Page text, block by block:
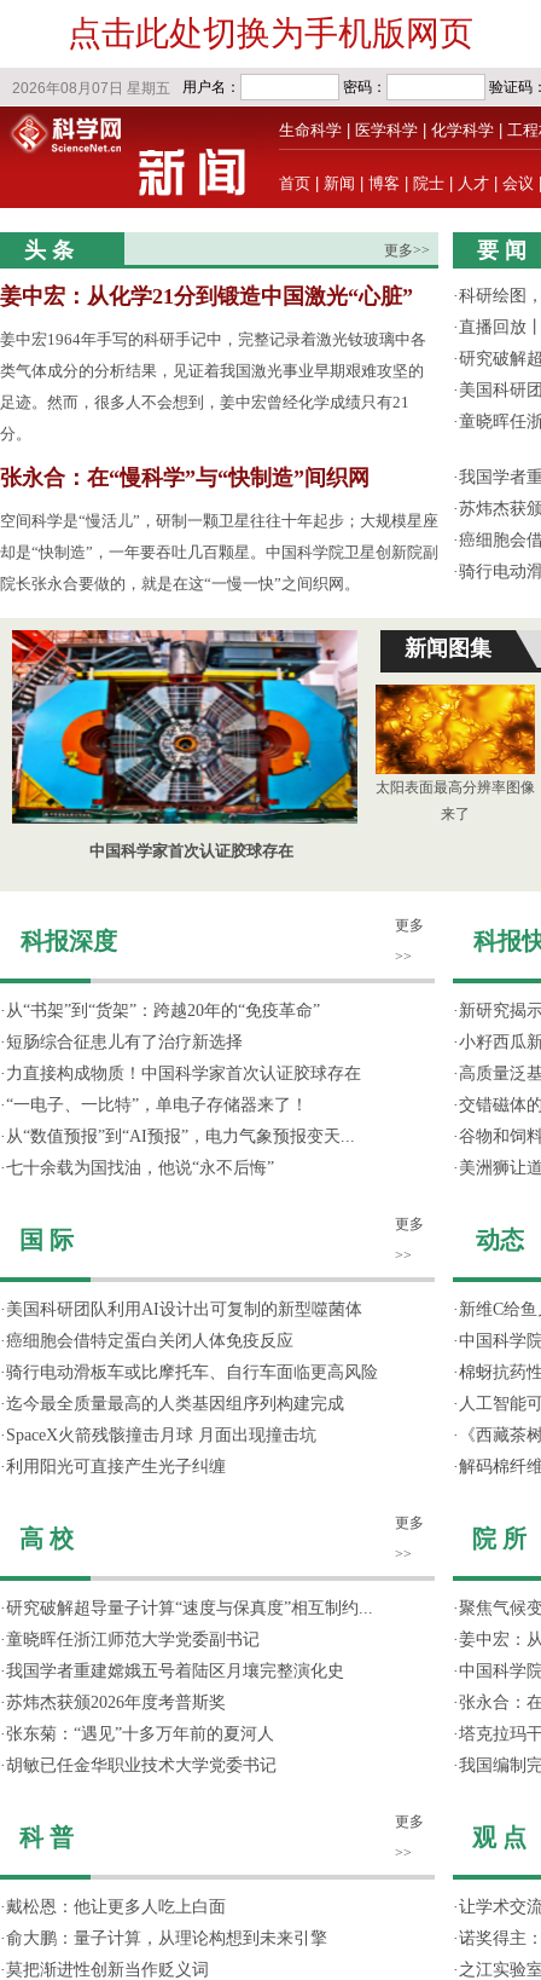
点击此处切换为手机版网页
生命科学 医学科学 化学科学 工
首页 新闻 博客 院士 人才 会议
头 条 更多>>
姜中宏：从化学21分到锻造中国激光“心脏”
姜中宏1964年手写的科研手记中，完整记录着激光钕玻璃中各
类气体成分的分析结果，见证着我国激光事业早期艰难攻坚的
足迹。然而，很多人不会想到，姜中宏曾经化学成绩只有21
分。
张永合：在“慢科学”与“快制造”间织网
空间科学是“慢活儿”，研制一颗卫星往往十年起步；大规模星座
却是“快制造”，一年要吞吐几百颗星。中国科学院卫星创新院副
院长张永合要做的，就是在这“一慢一快”之间织网。
要 闻
·科研绘图
·直播回放
·研究破解
· 美国科研
·童晓晖任
·我国学者
·苏炜杰获
·癌细胞会
·骑行电动
中国科学家首次认证胶球存在
新闻图集
太阳表面最高分辨率图像
来了
科报深度
更多
>>
· 从“书架”到“货架”：跨越20年的“免疫革命”
· 短肠综合征患儿有了治疗新选择
· 力直接构成物质！中国科学家首次认证胶球存在
·“一电子、一比特”，单电子存储器来了！
· 从“数值预报”到“AI预报”，电力气象预报变天...
·七十余载为国找油，他说“永不后悔”
国 际
更多
>>
· 美国科研团队利用AI设计出可复制的新型噬菌体
·癌细胞会借特定蛋白关闭人体免疫反应
·骑行电动滑板车或比摩托车、自行车面临更高风险
·迄今最全质量最高的人类基因组序列构建完成
· SpaceX火箭残骸撞击月球 月面出现撞击坑
·利用阳光可直接产生光子纠缠
高 校
更多
>>
·研究破解超导量子计算“速度与保真度”相互制约...
·童晓晖任浙江师范大学党委副书记
·我国学者重建嫦娥五号着陆区月壤完整演化史
·苏炜杰获颁2026年度考普斯奖
·张东菊：“遇见”十多万年前的夏河人
·胡敏已任金华职业技术大学党委书记
科 普
更多
>>
·戴松恩：他让更多人吃上白面
·俞大鹏：量子计算，从理论构想到未来引擎
·莫把渐进性创新当作贬义词
科报
· 新研究揭
·小籽西瓜
· 高质量泛
·交错磁体
·谷物和饲
· 美洲狮让
动态
· 新维C给
·中国科学
·棉蚜抗药
· 人工智能
·
《西藏茶
·解码棉纤
院 所
·聚焦气候
·姜中宏：
·中国科学
·张永合：
·塔克拉玛
·我国编制
观 点
·让学术交
·诺奖得主
· 之江实验